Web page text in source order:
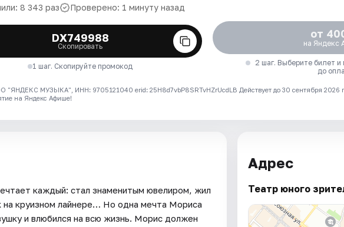
8 343 раз Проверено: 1 минуту назад
DX749988
Скопировать
1 шаг. Скопируйте промокод
от
на Яндекс
2 шаг. Выберите билет
до
"ЯНДЕКС МУЗЫКА", ИНН: 9705121040 erid: 25H8d7vbP8SRTvHZrUcdLB Действует до 30 сентября
на Яндекс Афише!
каждый: стал знаменитым ювелиром, жил
на круизном лайнере… Но одна мечта Мориса
и влюбился на всю жизнь. Морис должен
Адрес
Театр юного